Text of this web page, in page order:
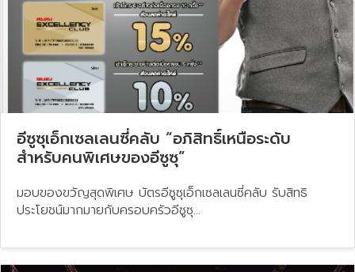
อีซูซุเอ็กเซลเลนซี่คลับ “อภิสิทธิ์เหนือระดับ
สำหรับคนพิเศษของอีซูซุ”
มอบของขวัญสุดพิเศษ บัตรอีซูซุเอ็กเซลเลนซี่คลับ รับสิทธิ
ประโยชน์มากมายกับครอบครัวอีซูซุ...